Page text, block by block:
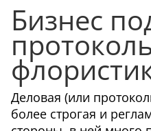
Бизнес
Деловая (или
более строгая и